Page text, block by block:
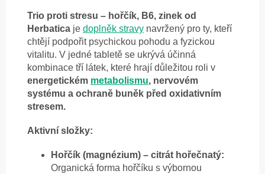
Trio proti stresu – hořčík, B6, zinek od
Herbatica je doplněk stravy navržený pro ty, kteří
chtějí podpořit psychickou pohodu a fyzickou
vitalitu. V jedné tabletě se ukrývá účinná
kombinace tří látek, které hrají důležitou roli v
energetickém metabolismu, nervovém
systému a ochraně buněk před oxidativním
stresem.
Aktivní složky:
Hořčík (magnézium) – citrát hořečnatý:
Organická forma hořčíku s výbornou